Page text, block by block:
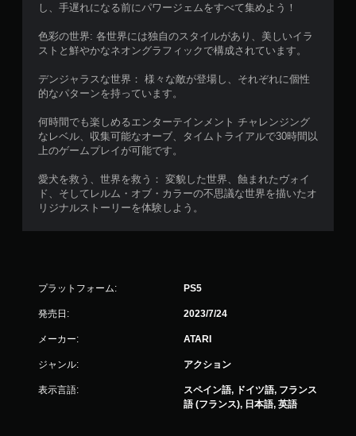
し、手遅れになる前にパワージェムをすべて集めよう！
色彩の世界: 各世界には独自のスタイルがあり、美しいイラ
ストと鮮やかなネオングラフィックで構成されています。
デンジャラスな世界： 様々な敵が登場し、それぞれに個性
的なパターンを持っています。
何時間でも楽しめるエンターテインメント チャレンジング
なレベル、収集可能なオーブ、タイムトライアルで30時間以
上のゲームプレイが可能です。
愛犬を救う、世界を救う： 変貌した世界、蝕まれたヴォイ
ド、そしてレルム・オブ・カラーの不思議な世界を描いたオ
リジナルストーリーを体験しよう。
プラットフォーム: PS5
発売日: 2023/7/24
メーカー: ATARI
ジャンル: アクション
表示言語:
スペイン語, ドイツ語, フランス
語 (フランス), 日本語, 英語